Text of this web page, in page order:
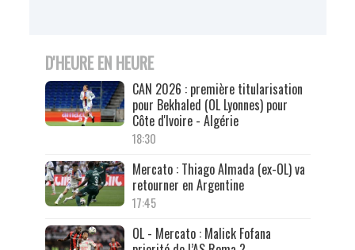
D'HEURE EN HEURE
CAN 2026 : première titularisation
pour Bekhaled (OL Lyonnes) pour
Côte d'Ivoire - Algérie
18:30
Mercato : Thiago Almada (ex-OL) va
retourner en Argentine
17:45
OL - Mercato : Malick Fofana